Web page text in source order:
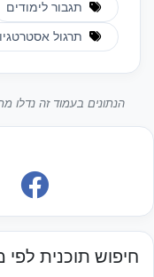
תגבור לימודים
תרגול
הנתונים בעמוד זה נדלו
חיפוש תוכנית